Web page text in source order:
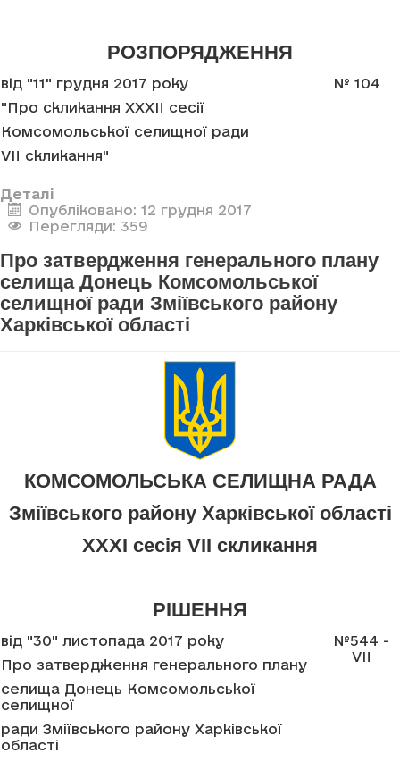
РОЗПОРЯДЖЕННЯ
від "11" грудня 2017 року
"Про скликання XXXII сесії
Комсомольської селищної ради
VII скликання"
№ 104
Деталі
Опубліковано: 12 грудня 2017
Перегляди: 359
Про затвердження генерального плану
селища Донець Комсомольської
селищної ради Зміївського району
Харківської області
КОМСОМОЛЬСЬКА СЕЛИЩНА РАДА
Зміївського району Харківської області
XXXI сесія VII скликання
РІШЕННЯ
від "30" листопада 2017 року
Про затвердження генерального плану
селища Донець Комсомольської
селищної
ради Зміївського району Харківської
області
№544 -
VII